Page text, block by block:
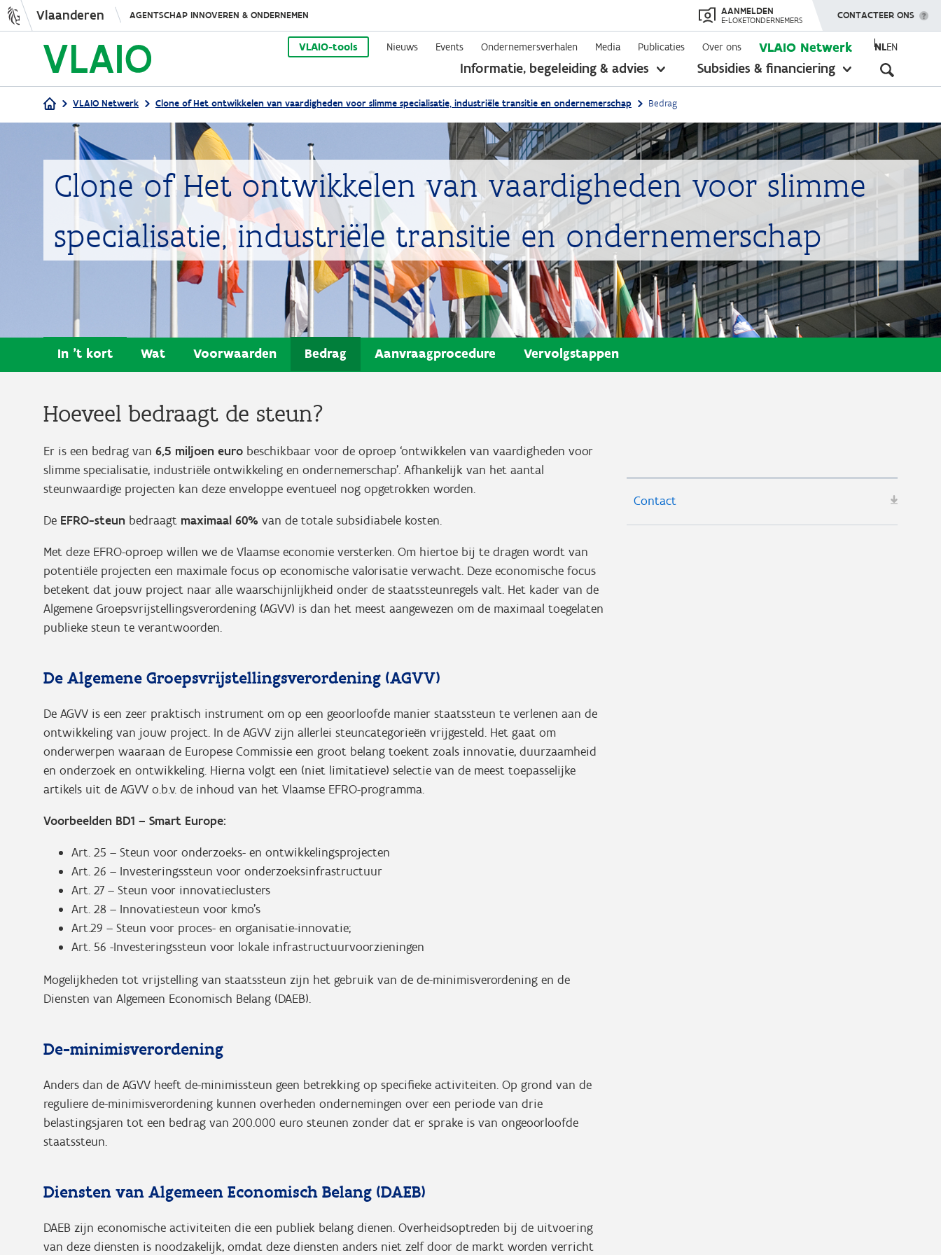
Overslaan
en
naar
de
inhoud
gaan
Vlaanderen AGENTSCHAP INNOVEREN & ONDERNEMEN AANMELDEN
E-LOKETONDERNEMERS TOON MENU
CONTACTEER ONS
VLAIO-tools Nieuws Events Ondernemersverhalen Media Publicaties Over ons VLAIO Netwerk NLEN
Informatie, begeleiding & advies
toon
Subsidies & financiering
toon
Kruimelpad
VLAIO Netwerk Clone of Het ontwikkelen van vaardigheden voor slimme specialisatie, industriële transitie en ondernemerschap Bedrag
Clone of Het ontwikkelen van vaardigheden voor slimme
specialisatie, industriële transitie en ondernemerschap
In 't kort Wat Voorwaarden Bedrag Aanvraagprocedure Vervolgstappen
Hoeveel bedraagt de steun?
Er is een bedrag van 6,5 miljoen euro beschikbaar voor de oproep ‘ontwikkelen van vaardigheden voor
slimme specialisatie, industriële ontwikkeling en ondernemerschap’. Afhankelijk van het aantal
steunwaardige projecten kan deze enveloppe eventueel nog opgetrokken worden.
De EFRO-steun bedraagt maximaal 60% van de totale subsidiabele kosten.
Met deze EFRO-oproep willen we de Vlaamse economie versterken. Om hiertoe bij te dragen wordt van
potentiële projecten een maximale focus op economische valorisatie verwacht. Deze economische focus
betekent dat jouw project naar alle waarschijnlijkheid onder de staatssteunregels valt. Het kader van de
Algemene Groepsvrijstellingsverordening (AGVV) is dan het meest aangewezen om de maximaal toegelaten
publieke steun te verantwoorden.
De Algemene Groepsvrijstellingsverordening (AGVV)
De AGVV is een zeer praktisch instrument om op een geoorloofde manier staatssteun te verlenen aan de
ontwikkeling van jouw project. In de AGVV zijn allerlei steuncategorieën vrijgesteld. Het gaat om
onderwerpen waaraan de Europese Commissie een groot belang toekent zoals innovatie, duurzaamheid
en onderzoek en ontwikkeling. Hierna volgt een (niet limitatieve) selectie van de meest toepasselijke
artikels uit de AGVV o.b.v. de inhoud van het Vlaamse EFRO-programma.
Voorbeelden BD1 – Smart Europe:
Art. 25 – Steun voor onderzoeks- en ontwikkelingsprojecten
Art. 26 – Investeringssteun voor onderzoeksinfrastructuur
Art. 27 – Steun voor innovatieclusters
Art. 28 – Innovatiesteun voor kmo’s
Art.29 – Steun voor proces- en organisatie-innovatie;
Art. 56 -Investeringssteun voor lokale infrastructuurvoorzieningen
Mogelijkheden tot vrijstelling van staatssteun zijn het gebruik van de de-minimisverordening en de
Diensten van Algemeen Economisch Belang (DAEB).
De-minimisverordening
Anders dan de AGVV heeft de-minimissteun geen betrekking op specifieke activiteiten. Op grond van de
reguliere de-minimisverordening kunnen overheden ondernemingen over een periode van drie
belastingsjaren tot een bedrag van 200.000 euro steunen zonder dat er sprake is van ongeoorloofde
staatssteun.
Diensten van Algemeen Economisch Belang (DAEB)
DAEB zijn economische activiteiten die een publiek belang dienen. Overheidsoptreden bij de uitvoering
van deze diensten is noodzakelijk, omdat deze diensten anders niet zelf door de markt worden verricht
Contact